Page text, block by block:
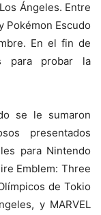
Ángeles. Entre
Pokémon Escudo
En el fin de
para probar la
se le sumaron
presentados
para Nintendo
Emblem: Three
de Tokio
y MARVEL